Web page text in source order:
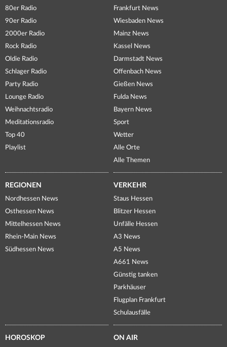
80er Radio
90er Radio
2000er Radio
Rock Radio
Oldie Radio
Schlager Radio
Party Radio
Lounge Radio
Weihnachtsradio
Meditationsradio
Top 40
Playlist
Frankfurt News
Wiesbaden News
Mainz News
Kassel News
Darmstadt News
Offenbach News
Gießen News
Fulda News
Bayern News
Sport
Wetter
Alle Orte
Alle Themen
REGIONEN
Nordhessen News
Osthessen News
Mittelhessen News
Rhein-Main News
Südhessen News
VERKEHR
Staus Hessen
Blitzer Hessen
Unfälle Hessen
A3 News
A5 News
A661 News
Günstig tanken
Parkhäuser
Flugplan Frankfurt
Schulausfälle
HOROSKOP ON AIR